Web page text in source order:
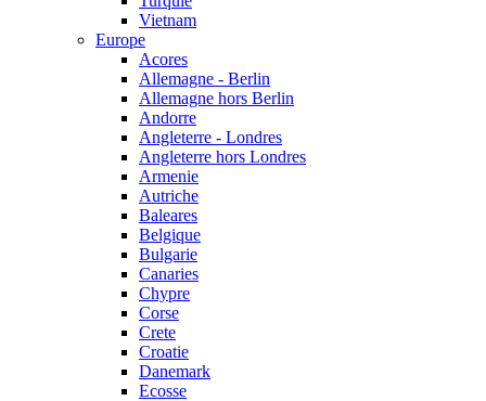
Vietnam
Europe
Acores
Allemagne - Berlin
Allemagne hors Berlin
Andorre
Angleterre - Londres
Angleterre hors Londres
Armenie
Autriche
Baleares
Belgique
Bulgarie
Canaries
Chypre
Corse
Crete
Croatie
Danemark
Ecosse